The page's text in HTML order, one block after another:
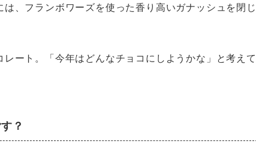
、フランボワーズを使った香り高いガナッシュを閉じ
ート。「今年はどんなチョコにしようかな」と考えて
？